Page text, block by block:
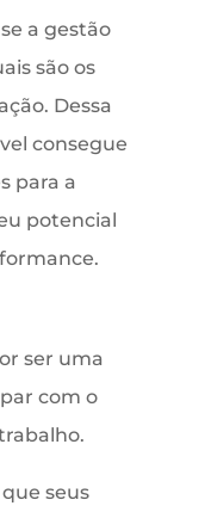
a gestão
são os
Dessa
consegue
para a
potencial
ser uma
com o
seus